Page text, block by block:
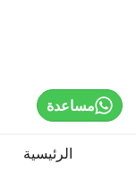
الرئيسية
مساعدة
Weights & Bars